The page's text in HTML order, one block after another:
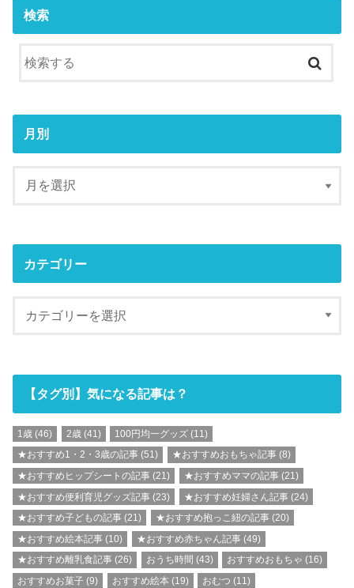
検索
月別
カテゴリー
【タグ別】気になる記事は？
1歳 (46) 2歳(41) 100円均一グッズ(11)
★おすすめ1・2・3歳の記事 (51) ★おすすめおもちゃ記事(8)
★おすすめヒップシートの記事 (21) ★おすすめママの記事(21)
★おすすめ便利育児グッズ記事 (23) ★おすすめ妊婦さん記事(24)
★おすすめ子どもの記事 (21) ★おすすめ抱っこ紐の記事(20)
★おすすめ絵本記事 (10) ★おすすめ赤ちゃん記事(49)
★おすすめ離乳食記事 (26) おうち時間 (43) おすすめおもちゃ (16)
おすすめお菓子 (9) おすすめ絵本 (19) おむつ (11)